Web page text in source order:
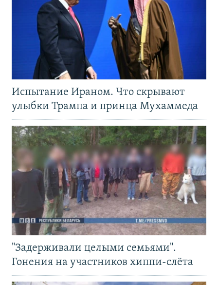
Испытание Ираном. Что скрывают
улыбки Трампа и принца Мухаммеда
"Задерживали целыми семьями".
Гонения на участников хиппи-слёта